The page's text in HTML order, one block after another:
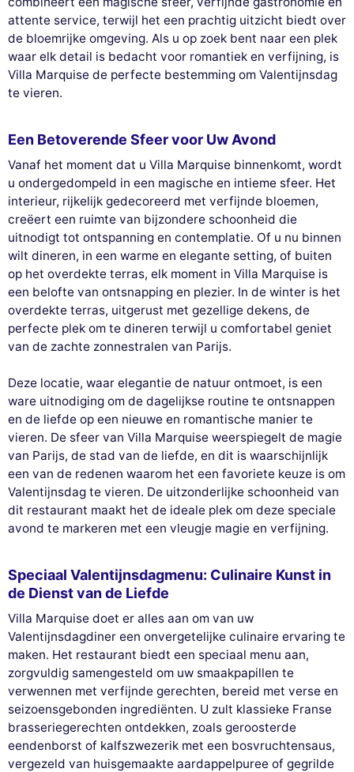
attente service, terwijl het een prachtig uitzicht biedt over
de bloemrijke omgeving. Als u op zoek bent naar een plek
waar elk detail is bedacht voor romantiek en verfijning, is
Villa Marquise de perfecte bestemming om Valentijnsdag
te vieren.
Een Betoverende Sfeer voor Uw Avond
Vanaf het moment dat u Villa Marquise binnenkomt, wordt
u ondergedompeld in een magische en intieme sfeer. Het
interieur, rijkelijk gedecoreerd met verfijnde bloemen,
creëert een ruimte van bijzondere schoonheid die
uitnodigt tot ontspanning en contemplatie. Of u nu binnen
wilt dineren, in een warme en elegante setting, of buiten
op het overdekte terras, elk moment in Villa Marquise is
een belofte van ontsnapping en plezier. In de winter is het
overdekte terras, uitgerust met gezellige dekens, de
perfecte plek om te dineren terwijl u comfortabel geniet
van de zachte zonnestralen van Parijs.
Deze locatie, waar elegantie de natuur ontmoet, is een
ware uitnodiging om de dagelijkse routine te ontsnappen
en de liefde op een nieuwe en romantische manier te
vieren. De sfeer van Villa Marquise weerspiegelt de magie
van Parijs, de stad van de liefde, en dit is waarschijnlijk
een van de redenen waarom het een favoriete keuze is om
Valentijnsdag te vieren. De uitzonderlijke schoonheid van
dit restaurant maakt het de ideale plek om deze speciale
avond te markeren met een vleugje magie en verfijning.
Speciaal Valentijnsdagmenu: Culinaire Kunst in
de Dienst van de Liefde
Villa Marquise doet er alles aan om van uw
Valentijnsdagdiner een onvergetelijke culinaire ervaring te
maken. Het restaurant biedt een speciaal menu aan,
zorgvuldig samengesteld om uw smaakpapillen te
verwennen met verfijnde gerechten, bereid met verse en
seizoensgebonden ingrediënten. U zult klassieke Franse
brasseriegerechten ontdekken, zoals geroosterde
eendenborst of kalfszwezerik met een bosvruchtensaus,
vergezeld van huisgemaakte aardappelpuree of gegrilde